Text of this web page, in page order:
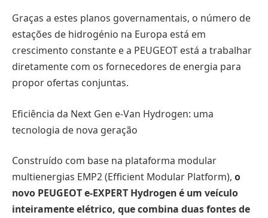
Graças a estes planos governamentais, o número de
estações de hidrogénio na Europa está em
crescimento constante e a PEUGEOT está a trabalhar
diretamente com os fornecedores de energia para
propor ofertas conjuntas.
Eficiência da Next Gen e-Van Hydrogen: uma
tecnologia de nova geração
Construído com base na plataforma modular
multienergias EMP2 (Efficient Modular Platform), o
novo PEUGEOT e-EXPERT Hydrogen é um veículo
inteiramente elétrico, que combina duas fontes de